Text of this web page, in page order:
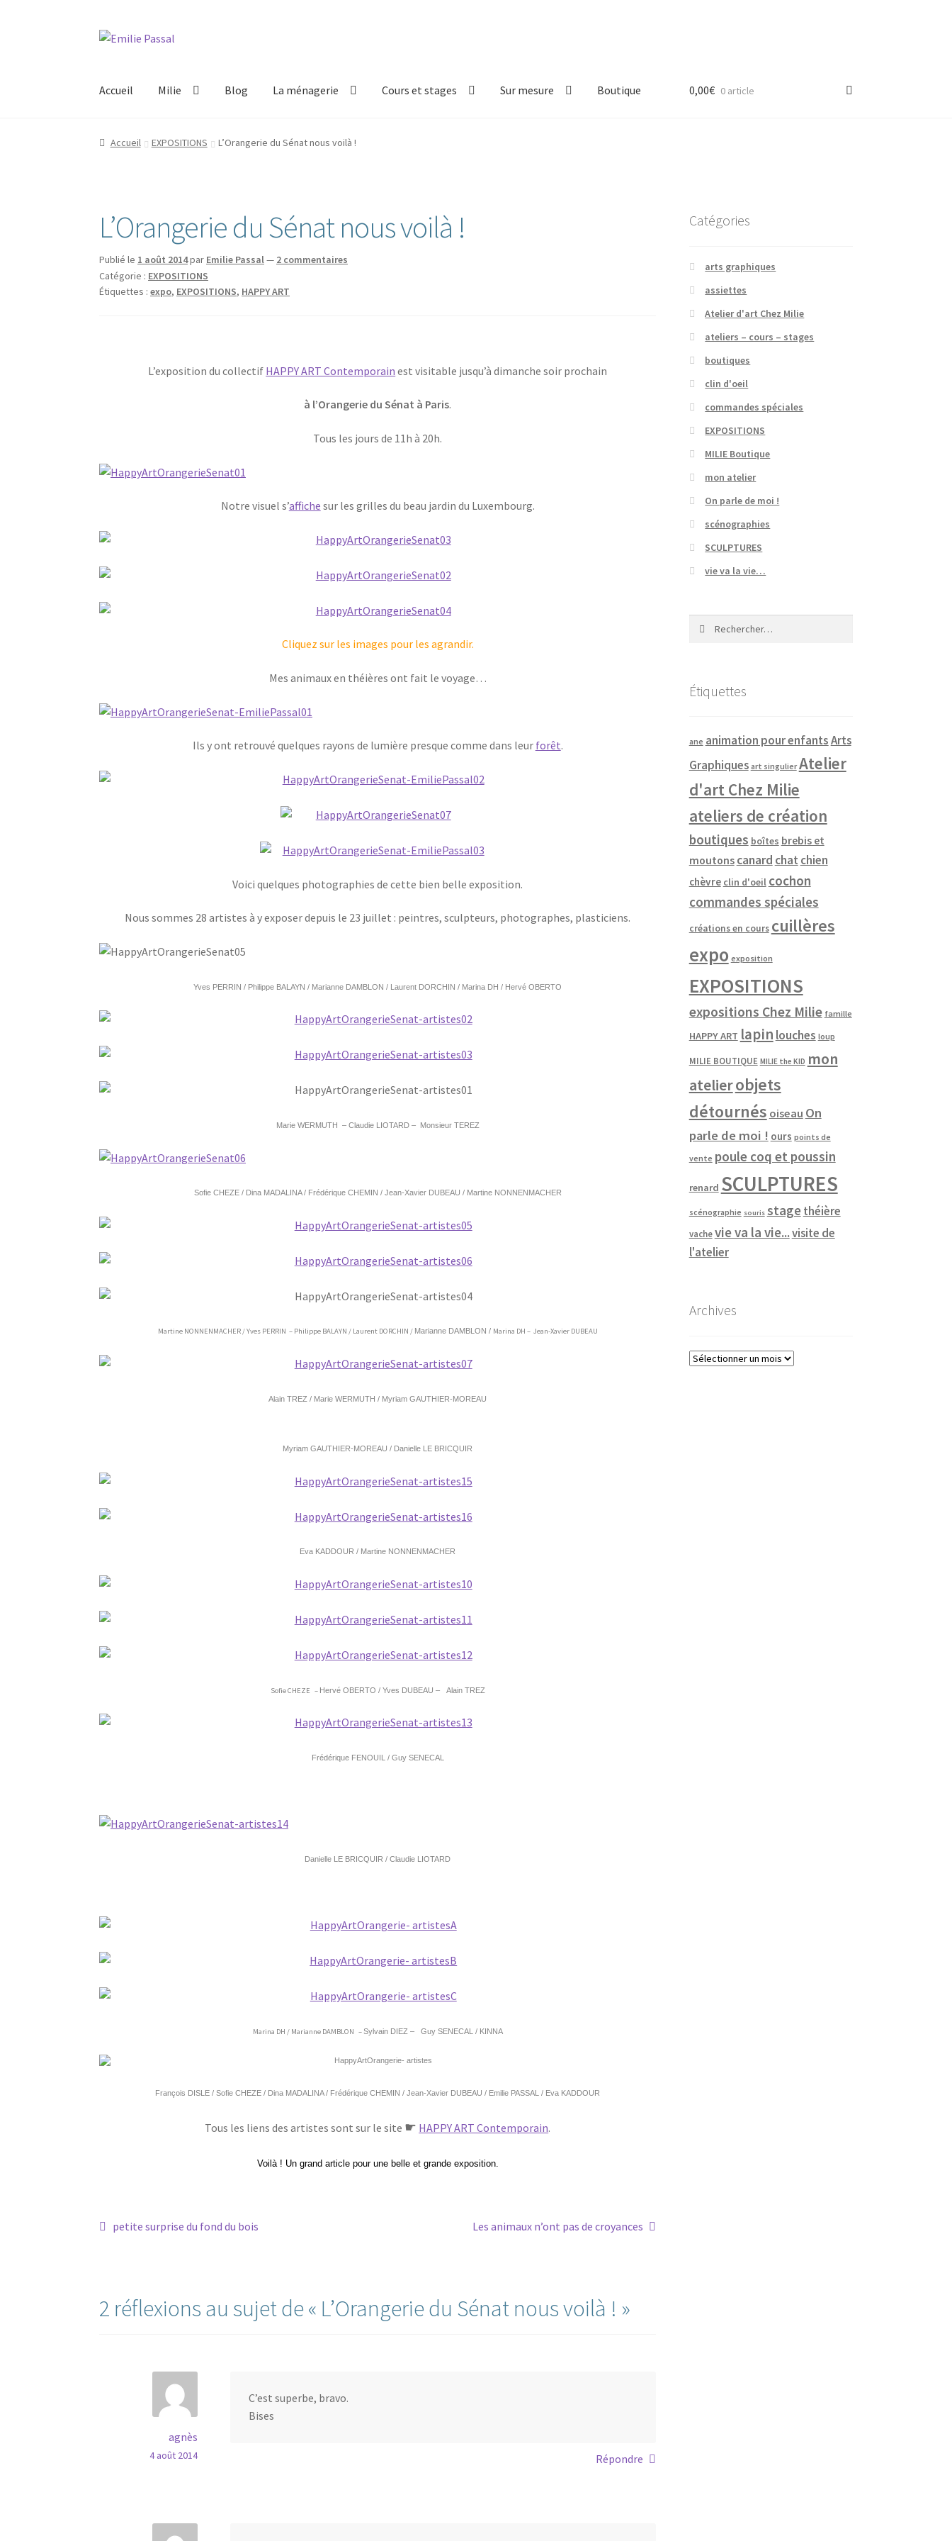
Aller
navigation
Aller
Accueil
Milie Blog La ménagerie Cours et stages Sur mesure Boutique 0,00€ 0 article
Accueil EXPOSITIONS L’Orangerie du Sénat nous voilà !
L’Orangerie du Sénat nous voilà !
Publié le 1 août 2014par Emilie Passal— 2 commentaires
Catégorie : EXPOSITIONS
Étiquettes :expo, EXPOSITIONS, HAPPY ART
L’exposition du collectif HAPPY ART Contemporain est visitable jusqu’à dimanche soir prochain
à l’Orangerie du Sénat à Paris.
Tous les jours de 11h à 20h.
Notre visuel s’affiche sur les grilles du beau jardin du Luxembourg.
Cliquez sur les images pour les agrandir.
Mes animaux en théières ont fait le voyage…
Ils y ont retrouvé quelques rayons de lumière presque comme dans leur forêt.
Voici quelques photographies de cette bien belle exposition.
Nous sommes 28 artistes à y exposer depuis le 23 juillet : peintres, sculpteurs, photographes, plasticiens.
Yves PERRIN / Philippe BALAYN / Marianne DAMBLON / Laurent DORCHIN / Marina DH / Hervé OBERTO
Marie WERMUTH – Claudie LIOTARD – Monsieur TEREZ
Sofie CHEZE / Dina MADALINA / Frédérique CHEMIN / Jean-Xavier DUBEAU / Martine NONNENMACHER
Martine NONNENMACHER / Yves PERRIN – Philippe BALAYN / Laurent DORCHIN / Marianne DAMBLON / Marina DH – Jean-Xavier DUBEAU
Alain TREZ / Marie WERMUTH / Myriam GAUTHIER-MOREAU
Myriam GAUTHIER-MOREAU / Danielle LE BRICQUIR
Eva KADDOUR / Martine NONNENMACHER
Sofie CHEZE – Hervé OBERTO / Yves DUBEAU – Alain TREZ
Frédérique FENOUIL / Guy SENECAL
Danielle LE BRICQUIR /Claudie LIOTARD
Marina DH / Marianne DAMBLON –Sylvain DIEZ – Guy SENECAL / KINNA
François DISLE / Sofie CHEZE / Dina MADALINA / Frédérique CHEMIN / Jean-Xavier DUBEAU / Emilie PASSAL / Eva KADDOUR
Tous les liens des artistes sont sur le site ☛ HAPPY ART Contemporain.
Voilà ! Un grand article pour une belle et grande exposition.
Navigation
Article
petite surprise du fond du bois
Article
Les animaux n’ont pas de croyances
2 réflexions au sujet de « L’Orangerie du Sénat nous voilà ! »
agnès
4 août 2014
C’est superbe, bravo.
Bises
Répondre
Catégories
arts graphiques
assiettes
Atelier d'art Chez Milie
ateliers – cours – stages
boutiques
clin d'oeil
commandes spéciales
EXPOSITIONS
MILIE Boutique
mon atelier
On parle de moi !
scénographies
SCULPTURES
vie va la vie…
Étiquettes
ane animation pour enfantsArts
Graphiques art singulier Atelier
d'art Chez Milie
ateliers de création
boutiques boîtes brebis et
moutons canard chat chien
chèvre clin d'oeil cochon
commandes spéciales
créations en cours cuillères
expo exposition
EXPOSITIONS
expositions Chez Milie famille
HAPPY ART lapin louches loup
MILIE BOUTIQUE MILIE the KID mon
atelierobjets
détournés oiseau On
parle de moi ! ours points de
vente poule coq et poussin
renard SCULPTURES
scénographie souris stagethéière
vache vie va la vie...visite de
l'atelier
Archives
Archives